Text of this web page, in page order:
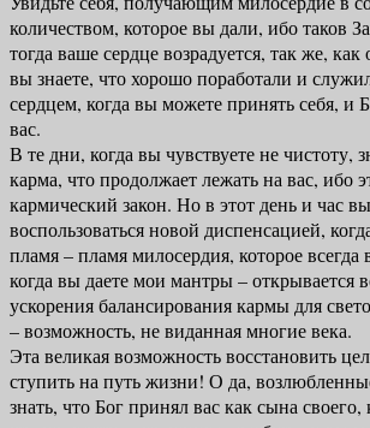
количеством, которое вы дали, ибо таков
тогда ваше сердце возрадуется, так же, как
вы знаете, что хорошо поработали и
сердцем, когда вы можете принять себя, и
вас.
В те дни, когда вы чувствуете не чистоту,
карма, что продолжает лежать на вас, ибо
кармический закон. Но в этот день и час
воспользоваться новой диспенсацией,
пламя – пламя милосердия, которое всегда
когда вы даете мои мантры – открывается
ускорения балансирования кармы для
– возможность, не виданная многие века.
Эта великая возможность восстановить
ступить на путь жизни! О да,
знать, что Бог принял вас как сына